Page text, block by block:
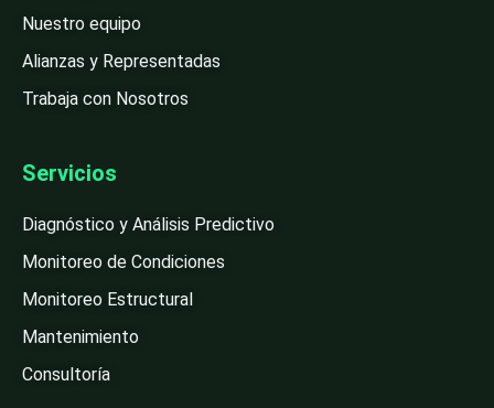
Nuestro equipo
Alianzas y Representadas
Trabaja con Nosotros
Servicios
Diagnóstico y Análisis Predictivo
Monitoreo de Condiciones
Monitoreo Estructural
Mantenimiento
Consultoría